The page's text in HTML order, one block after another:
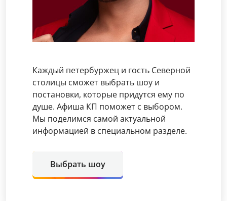
Каждый петербуржец и гость Северной
столицы сможет выбрать шоу и
постановки, которые придутся ему по
душе. Афиша КП поможет с выбором.
Мы поделимся самой актуальной
информацией в специальном разделе.
Выбрать шоу